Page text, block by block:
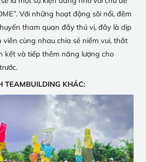
Với những hoạt động sôi nổi, đêm
tham quan đầy thú vị, đây là dịp
cùng nhau chia sẻ niềm vui, thắt
kết và tiếp thêm năng lượng cho
TEAMBUILDING KHÁC: